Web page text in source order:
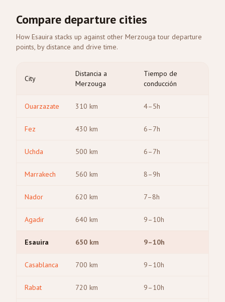
Compare departure cities
How Esauira stacks up against other Merzouga tour departure
points, by distance and drive time.
City
Distancia a
Merzouga
Tiempo de
conducción
Ouarzazate 310 km 4–5h
Fez 430 km 6–7h
Uchda 500 km 6–7h
Marrakech 560 km 8–9h
Nador 620 km 7–8h
Agadir 640 km 9–10h
Esauira 650 km 9–10h
Casablanca 700 km 9–10h
Rabat 720 km 9–10h